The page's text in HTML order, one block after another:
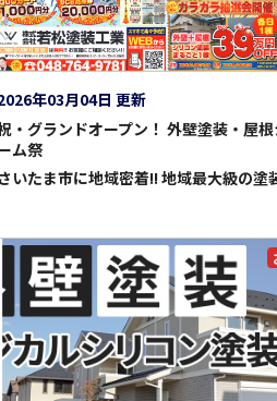
年03月04日 更新
・グランドオープン！ 外壁塗装・屋
ム祭